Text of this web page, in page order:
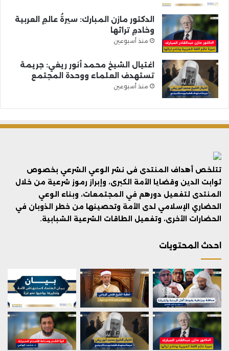
الدكتور مازن المبارك: سيرةُ عالمِ العربية
وخادمِ تراثها
منذ أسبوعين
اغتيال الشيخ محمد أنور ريغي: جريمة
تستهدف العلماء ووحدة المجتمع
منذ أسبوعين
تتلخص أهداف المنتدى فى نشر الوعي الشرعي بخصوص
ثوابت الدين وقضايا الأمة الكبرى، وإبراز رموز شرعية من خلال
المنتدى لتفعيل دورهم في المجتمعات، وبناء الوعي
الحضاري الإسلامي لدى الأمة وتحصينها من خطر الذوبان في
الحضارات الأخرى، وتفعيل الطاقات الشرعية الشبابية.
احدث المحتويات